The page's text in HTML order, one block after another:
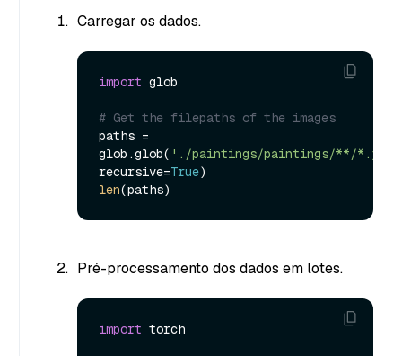
Carregar os dados.
import glob
# Get the filepaths of the images
paths =
glob.glob( './paintings/paintings/**/*.jpg'
recursive=True
len
Pré-processamento dos dados em lotes.
import torch